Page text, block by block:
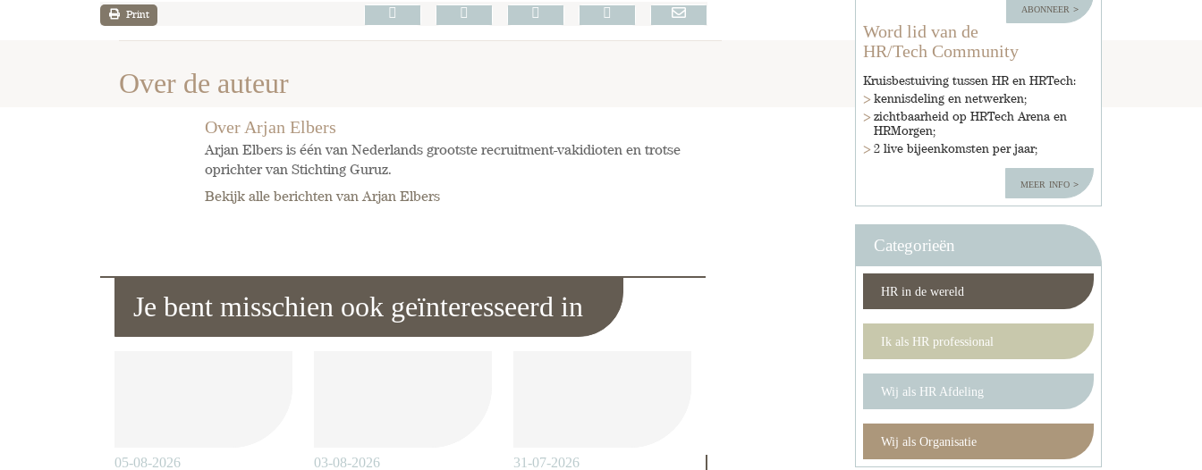
Print
Over de auteur
Over Arjan Elbers
Arjan Elbers is één van Nederlands grootste recruitment-vakidioten en trotse
oprichter van Stichting Guruz.
Bekijk alle berichten van Arjan Elbers
Je bent misschien ook geïnteresseerd in
05-08-2026
03-08-2026
31-07-2026
abonneer
Word lid van de
HR/Tech Community
Kruisbestuiving tussen HR en HRTech:
kennisdeling en netwerken;
zichtbaarheid op HRTech Arena en
HRMorgen;
2 live bijeenkomsten per jaar;
meer info
Categorieën
HR in de wereld
Ik als HR professional
Wij als HR Afdeling
Wij als Organisatie